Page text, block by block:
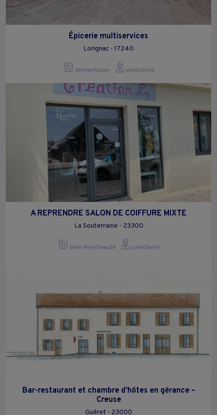
Épicerie multiservices
Lorignac - 17240
Alimentation collectivite
A REPRENDRE SALON DE COIFFURE MIXTE
La Souterraine - 23300
Bien-être/beauté collectivite
Bar-restaurant et chambre d’hôtes en gérance –
Creuse
Guéret - 23000